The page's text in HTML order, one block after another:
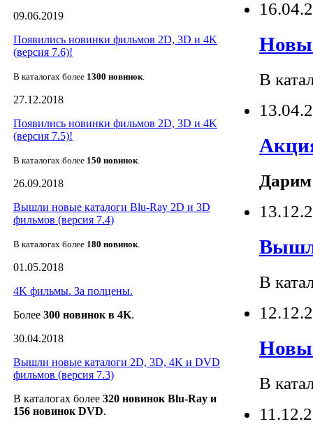
09.06.2019
Появились новинки фильмов 2D, 3D и 4K
(версия 7.6)!
В каталогах более 1300 новинок.
27.12.2018
Появились новинки фильмов 2D, 3D и 4K
(версия 7.5)!
В каталогах более 150 новинок.
26.09.2018
Вышли новые каталоги Blu-Ray 2D и 3D
фильмов (версия 7.4)
В каталогах более 180 новинок.
01.05.2018
4K фильмы. За полцены.
Более 300 новинок в 4K.
30.04.2018
Вышли новые каталоги 2D, 3D, 4K и DVD
фильмов (версия 7.3)
В каталогах более 320 новинок Blu-Ray и
156 новинок DVD.
В
Дарим
В
В